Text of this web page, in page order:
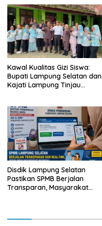
Lampung
Kawal Kualitas Gizi Siswa:
Bupati Lampung Selatan dan
Kajati Lampung Tinjau
Disdik Lampung Selatan
Pastikan SPMB Berjalan
Transparan, Masyarakat